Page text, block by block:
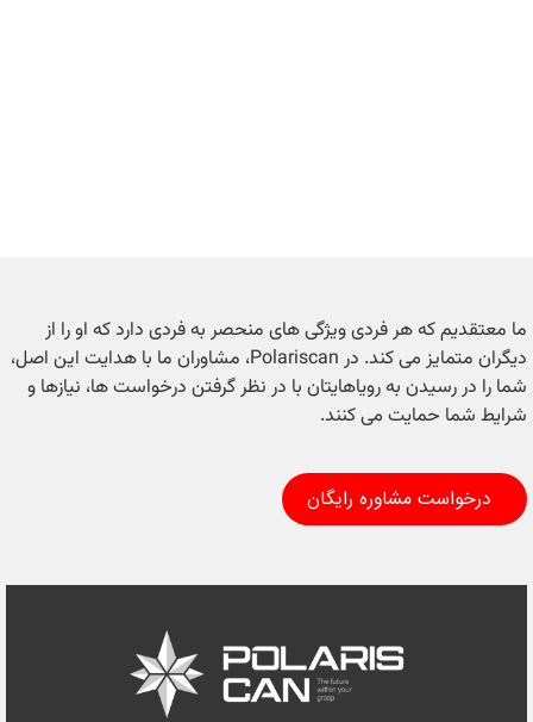
ما معتقدیم که هر فردی ویژگی های منحصر به فردی دارد که او را از
دیگران متمایز می کند. در Polariscan، مشاوران ما با هدایت این اصل،
شما را در رسیدن به رویاهایتان با در نظر گرفتن درخواست ها، نیازها و
شرایط شما حمایت می کنند.
درخواست مشاوره رایگان